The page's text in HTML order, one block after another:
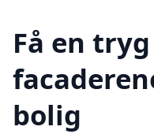
Få en tryg
bolig